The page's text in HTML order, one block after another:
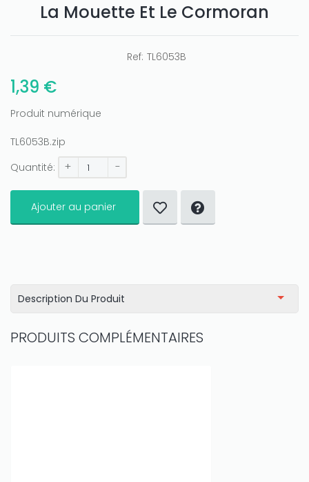
La Mouette Et Le Cormoran
Ref: TL6053B
1,39 €
Produit numérique
TL6053B.zip
Quantité:
+ -
Ajouter au panier
Description Du Produit
PRODUITS COMPLÉMENTAIRES
Only play at Joo casinoif you really want to win a huge
amount on your credits!